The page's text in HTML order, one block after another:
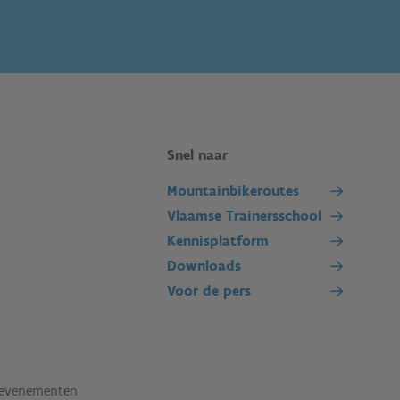
Snel naar
Mountainbikeroutes
Vlaamse Trainersschool
Kennisplatform
Downloads
Voor de pers